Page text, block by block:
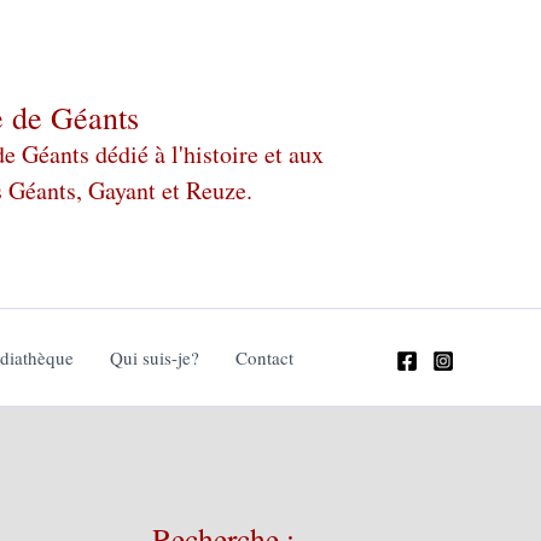
Géants
Géants dédié à l'histoire et aux
Gayant et Reuze.
Qui suis-je? Contact